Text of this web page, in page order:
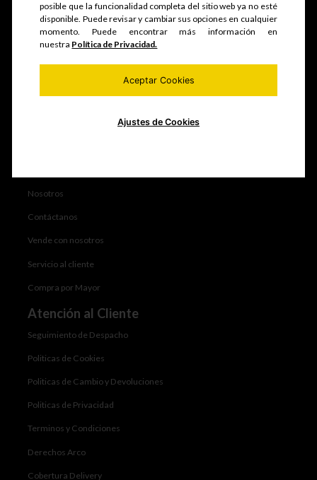
Nosotros
Contáctanos
Vende con nosotros
Servicio al cliente
Compra por Mayor
Atención al Cliente
Seguimiento de Despacho
Politicas de Cookies
Politicas de Cambio y Devoluciones
Politicas de Privacidad
Terminos y Condiciones
Derechos Arco
Cobertura Delivery
posible que la funcionalidad completa del sitio web ya no esté
disponible. Puede revisar y cambiar sus opciones en cualquier
momento. Puede encontrar más información en
nuestra Política de Privacidad.
Aceptar Cookies
Ajustes de Cookies